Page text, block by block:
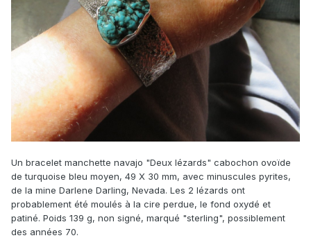
Un bracelet manchette navajo "Deux lézards" cabochon ovoïde
de turquoise bleu moyen, 49 X 30 mm, avec minuscules pyrites,
de la mine Darlene Darling, Nevada. Les 2 lézards ont
probablement été moulés à la cire perdue, le fond oxydé et
patiné. Poids 139 g, non signé, marqué "sterling", possiblement
des années 70.